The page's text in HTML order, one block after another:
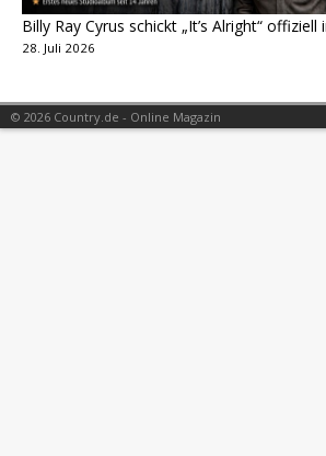
Billy Ray Cyrus schickt „It’s Alright“
28. Juli 2026
© 2026 Country.de - Online Magazin